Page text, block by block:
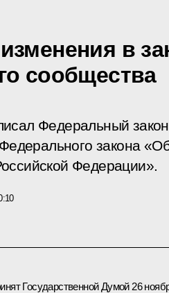
в
сообщества
Федеральный
закона
Федерации».
Государственной Думой 26